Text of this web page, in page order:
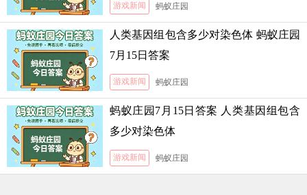
游戏新闻 蚂蚁庄园
人类基因组包含多少对染色体 蚂蚁庄园
7月15日答案
游戏新闻 蚂蚁庄园
蚂蚁庄园7月15日答案 人类基因组包含
多少对染色体
游戏新闻 蚂蚁庄园